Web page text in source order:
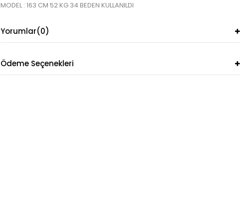
MODEL : 163 CM 52 KG 34 BEDEN KULLANILDI
Yorumlar(0)
Ödeme Seçenekleri